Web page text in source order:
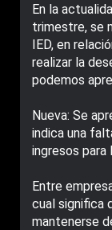
En la
trimestre, se
IED, en
realizar la
podemos
Nueva: Se
indica una
ingresos para
Entre
cual significa
mantenerse